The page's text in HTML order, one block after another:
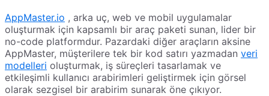
AppMaster.io , arka uç, web ve mobil uygulamalar
oluşturmak için kapsamlı bir araç paketi sunan, lider bir
no-code platformdur. Pazardaki diğer araçların aksine
AppMaster, müşterilere tek bir kod satırı yazmadan veri
modelleri oluşturmak, iş süreçleri tasarlamak ve
etkileşimli kullanıcı arabirimleri geliştirmek için görsel
olarak sezgisel bir arabirim sunarak öne çıkıyor.